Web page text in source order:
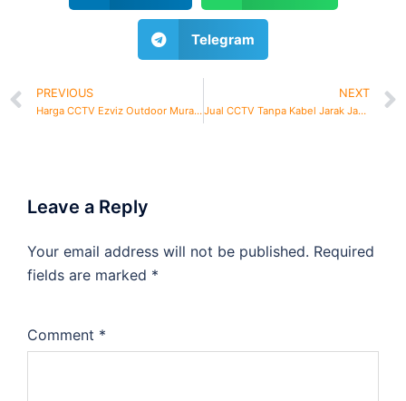
Telegram
PREVIOUS
Harga CCTV Ezviz Outdoor Murah Free Jasa pasang
NEXT
Jual CCTV Tanpa Kabel Jarak Jauh
Leave a Reply
Your email address will not be published. Required
fields are marked *
Comment *